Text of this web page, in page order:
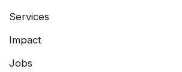
Services
Impact
Jobs